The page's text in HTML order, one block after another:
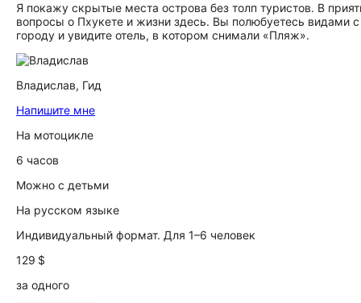
Я покажу скрытые места острова без толп туристов. В
вопросы о Пхукете и жизни здесь. Вы полюбуетесь видами
городу и увидите отель, в котором снимали «Пляж».
Владислав, Гид
Напишите мне
На мотоцикле
6 часов
Можно с детьми
На русском языке
Индивидуальный формат. Для 1–6 человек
129 $
за одного